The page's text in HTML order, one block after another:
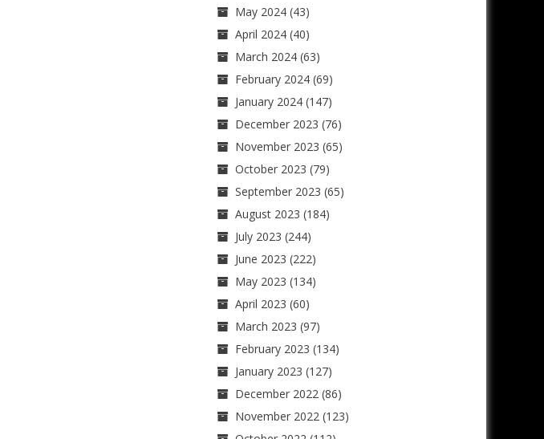
May 2024(43)
April 2024(40)
March 2024(63)
February 2024(69)
January 2024(147)
December 2023 (76)
November 2023 (65)
October 2023 (79)
September 2023 (65)
August 2023 (184)
July 2023 (244)
June 2023 (222)
May 2023 (134)
April 2023 (60)
March 2023 (97)
February 2023 (134)
January 2023 (127)
December 2022(86)
November 2022(123)